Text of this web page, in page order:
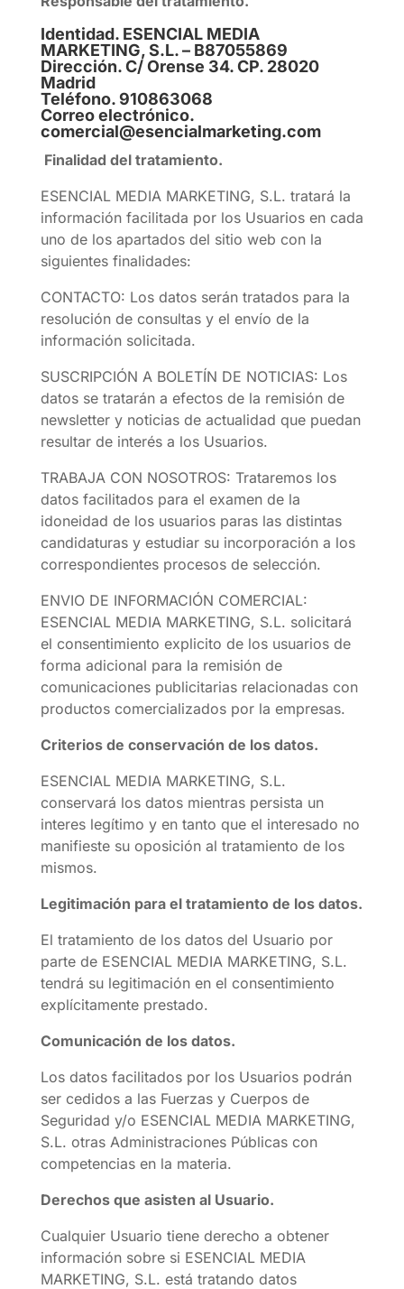
Identidad. ESENCIAL MEDIA
MARKETING, S.L. – B87055869
Dirección. C/ Orense 34. CP. 28020
Madrid
Teléfono. 910863068
Correo electrónico.
comercial@esencialmarketing.com
Finalidad del tratamiento.
ESENCIAL MEDIA MARKETING, S.L. tratará la
información facilitada por los Usuarios en cada
uno de los apartados del sitio web con la
siguientes finalidades:
CONTACTO: Los datos serán tratados para la
resolución de consultas y el envío de la
información solicitada.
SUSCRIPCIÓN A BOLETÍN DE NOTICIAS: Los
datos se tratarán a efectos de la remisión de
newsletter y noticias de actualidad que puedan
resultar de interés a los Usuarios.
TRABAJA CON NOSOTROS: Trataremos los
datos facilitados para el examen de la
idoneidad de los usuarios paras las distintas
candidaturas y estudiar su incorporación a los
correspondientes procesos de selección.
ENVIO DE INFORMACIÓN COMERCIAL:
ESENCIAL MEDIA MARKETING, S.L. solicitará
el consentimiento explicito de los usuarios de
forma adicional para la remisión de
comunicaciones publicitarias relacionadas con
productos comercializados por la empresas.
Criterios de conservación de los datos.
ESENCIAL MEDIA MARKETING, S.L.
conservará los datos mientras persista un
interes legítimo y en tanto que el interesado no
manifieste su oposición al tratamiento de los
mismos.
Legitimación para el tratamiento de los datos.
El tratamiento de los datos del Usuario por
parte de ESENCIAL MEDIA MARKETING, S.L.
tendrá su legitimación en el consentimiento
explícitamente prestado.
Comunicación de los datos.
Los datos facilitados por los Usuarios podrán
ser cedidos a las Fuerzas y Cuerpos de
Seguridad y/o ESENCIAL MEDIA MARKETING,
S.L. otras Administraciones Públicas con
competencias en la materia.
Derechos que asisten al Usuario.
Cualquier Usuario tiene derecho a obtener
información sobre si ESENCIAL MEDIA
MARKETING, S.L. está tratando datos